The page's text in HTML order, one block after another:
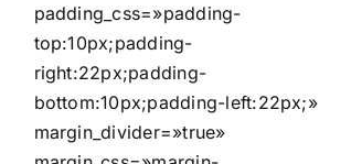
padding_css=»padding-
top:10px;padding-
right:22px;padding-
bottom:10px;padding-left:22px;»
margin_divider=»true»